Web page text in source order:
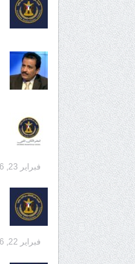
فبراير 23, 2026
فبراير 22, 2026